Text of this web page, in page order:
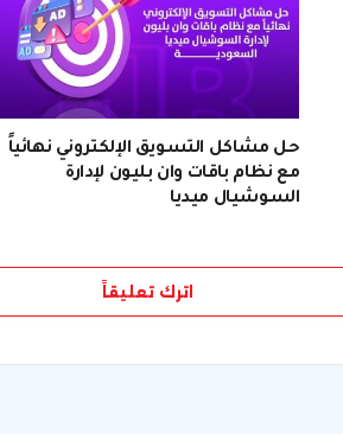
حل مشاكل التسويق الإلكتروني نهائياً
مع نظام باقات وان بليون لإدارة
السوشيال ميديا
اترك تعليقاً